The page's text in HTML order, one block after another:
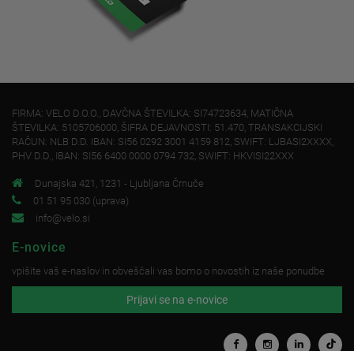
FIRMA: VELO D.O.O., DAVČNA ŠTEVILKA: SI74723634, MATIČNA
ŠTEVILKA: 5105706000, ŠIFRA DEJAVNOSTI: 51.470, TRANSAKCIJSKI
RAČUN: NLB D.D. IBAN: SI56 0292 3001 4159 812, SWIFT: LJBASI2XXXX,
PHV D.D., IBAN: SI56 6400 0000 0794 732, SWIFT: HKVISI22XXX
Dunajska 421, 1231 - Ljubljana Črnuče
01 51 95 030 (uprava)
info@velo.si
E-novice
vpišite vaš e-naslov in obveščali vas bomo o novostih iz naše ponudbe
Prijavi se na e-novice